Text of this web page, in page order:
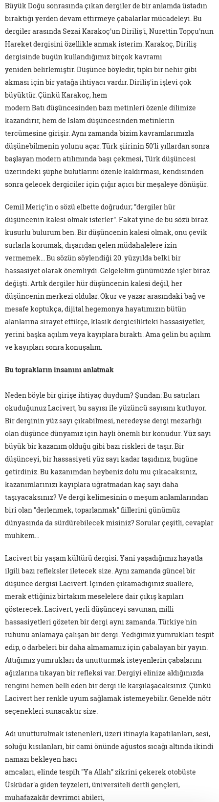
Büyük Doğu sonrasında çıkan dergiler de bir anlamda üstadın
bıraktığı yerden devam ettirmeye çabalarlar mücadeleyi. Bu
dergiler arasında Sezai Karakoç'un Diriliş'i, Nurettin Topçu'nun
Hareket dergisini özellikle anmak isterim. Karakoç, Diriliş
dergisinde bugün kullandığımız birçok kavramı
yeniden belirlemiştir. Düşünce böyledir, tıpkı bir nehir gibi
akması için bir yatağa ihtiyacı vardır. Diriliş'in işlevi çok
büyüktür. Çünkü Karakoç, hem
modern Batı düşüncesinden bazı metinleri özenle dilimize
kazandırır, hem de İslam düşüncesinden metinlerin
tercümesine girişir. Aynı zamanda bizim kavramlarımızla
düşünebilmenin yolunu açar. Türk şiirinin 50'li yıllardan sonra
başlayan modern atılımında başı çekmesi, Türk düşüncesi
üzerindeki şüphe bulutlarını özenle kaldırması, kendisinden
sonra gelecek dergiciler için çığır açıcı bir meşaleye dönüşür.
Cemil Meriç'in o sözü elbette doğrudur; "dergiler hür
düşüncenin kalesi olmak isterler". Fakat yine de bu sözü biraz
kusurlu bulurum ben. Bir düşüncenin kalesi olmak, onu çevik
surlarla korumak, dışarıdan gelen müdahalelere izin
vermemek… Bu sözün söylendiği 20. yüzyılda belki bir
hassasiyet olarak önemliydi. Gelgelelim günümüzde işler biraz
değişti. Artık dergiler hür düşüncenin kalesi değil, her
düşüncenin merkezi oldular. Okur ve yazar arasındaki bağ ve
mesafe koptukça, dijital hegemonya hayatımızın bütün
alanlarına sirayet ettikçe, klasik dergicilikteki hassasiyetler,
yerini başka açılım veya kayıplara bıraktı. Ama gelin bu açılım
ve kayıpları sonra konuşalım.
Bu toprakların insanını anlatmak
Neden böyle bir girişe ihtiyaç duydum? Şundan: Bu satırları
okuduğunuz Lacivert, bu sayısı ile yüzüncü sayısını kutluyor.
Bir derginin yüz sayı çıkabilmesi, neredeyse dergi mezarlığı
olan düşünce dünyamız için hayli önemli bir konudur. Yüz sayı
büyük bir kazanım olduğu gibi bazı riskleri de taşır. Bir
düşünceyi, bir hassasiyeti yüz sayı kadar taşıdınız, bugüne
getirdiniz. Bu kazanımdan heybeniz dolu mu çıkacaksınız,
kazanımlarınızı kayıplara uğratmadan kaç sayı daha
taşıyacaksınız? Ve dergi kelimesinin o meşum anlamlarından
biri olan "derlenmek, toparlanmak" fiillerini günümüz
dünyasında da sürdürebilecek misiniz? Sorular çeşitli, cevaplar
muhkem…
Lacivert bir yaşam kültürü dergisi. Yani yaşadığımız hayatla
ilgili bazı refleksler iletecek size. Aynı zamanda güncel bir
düşünce dergisi Lacivert. İçinden çıkamadığınız suallere,
merak ettiğiniz birtakım meselelere dair çıkış kapıları
gösterecek. Lacivert, yerli düşünceyi savunan, milli
hassasiyetleri gözeten bir dergi aynı zamanda. Türkiye'nin
ruhunu anlamaya çalışan bir dergi. Yediğimiz yumrukları tespit
edip, o darbeleri bir daha almamamız için çabalayan bir yayın.
Attığımız yumrukları da unutturmak isteyenlerin çabalarını
ağızlarına tıkayan bir refleksi var. Dergiyi elinize aldığınızda
rengini hemen belli eden bir dergi ile karşılaşacaksınız. Çünkü
Lacivert her renkle uyum sağlamak istemeyebilir. Genelde nötr
seçenekleri sunacaktır size.
Adı unutturulmak istenenleri, üzeri itinayla kapatılanları, sesi,
soluğu kısılanları, bir cami önünde ağustos sıcağı altında ikindi
namazı bekleyen hacı
amcaları, elinde tespih "Ya Allah" zikrini çekerek otobüste
Üsküdar'a giden teyzeleri, üniversiteli dertli gençleri,
muhafazakâr devrimci abileri,